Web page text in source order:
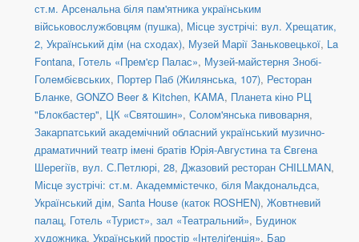
ст.м. Арсенальна біля пам'ятника українським
військовослужбовцям (пушка), Місце зустрічі: вул. Хрещатик,
2, Український дім (на сходах), Музей Марії Заньковецької, La
Fontana, Готель «Прем'єр Палас», Музей-майстерня Знобі-
Голембієвських, Портер Паб (Жилянська, 107), Ресторан
Бланке, GONZO Beer & Kitchen, KAMA, Планета кіно РЦ
"Блокбастер", ЦК «Святошин», Солом'янська пивоварня,
Закарпатський академічний обласний український музично-
драматичний театр імені братів Юрія-Августина та Євгена
Шерегіїв, вул. С.Петлюрі, 28, Джазовий ресторан CHILLMAN,
Місце зустрічі: ст.м. Академмістечко, біля Макдональдса,
Український дім, Santa House (каток ROSHEN), Жовтневий
палац, Готель «Турист», зал «Театральний», Будинок
художника, Український простір «Інтеліґенція», Бар